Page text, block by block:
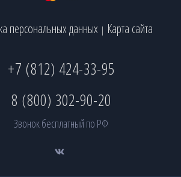
персональных данных | Карта сайта
+7 (812) 424-33-95
8 (800) 302-90-20
Звонок бесплатный по РФ